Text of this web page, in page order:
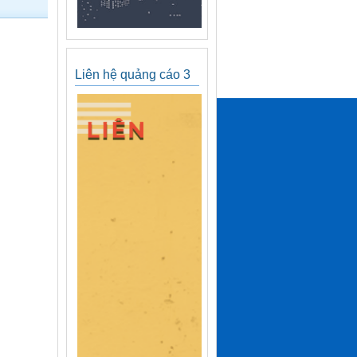
Liên hệ quảng cáo 3